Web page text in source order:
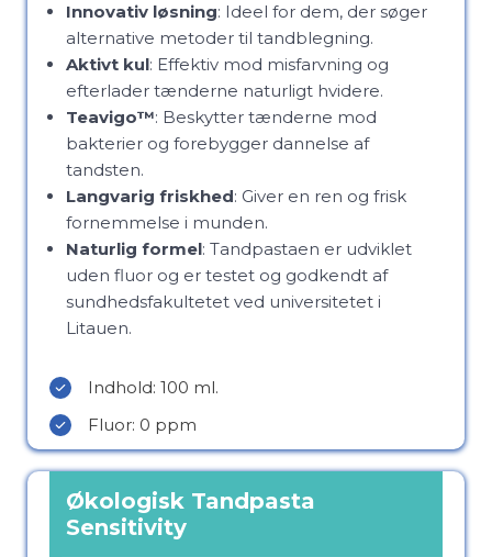
Innovativ løsning: Ideel for dem, der søger
alternative metoder til tandblegning.
Aktivt kul: Effektiv mod misfarvning og
efterlader tænderne naturligt hvidere.
Teavigo™: Beskytter tænderne mod
bakterier og forebygger dannelse af
tandsten.
Langvarig friskhed: Giver en ren og frisk
fornemmelse i munden.
Naturlig formel: Tandpastaen er udviklet
uden fluor og er testet og godkendt af
sundhedsfakultetet ved universitetet i
Litauen.
Indhold: 100 ml.
Fluor: 0 ppm
Økologisk Tandpasta
Sensitivity